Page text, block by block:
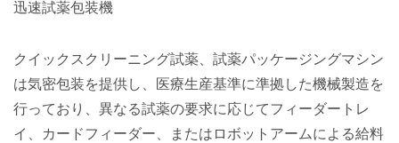
迅速試薬包装機
クイックスクリーニング試薬、試薬パッケージングマシン
は気密包装を提供し、医療生産基準に準拠した機械製造を
行っており、異なる試薬の要求に応じてフィーダートレ
イ、カードフィーダー、またはロボットアームによる給料